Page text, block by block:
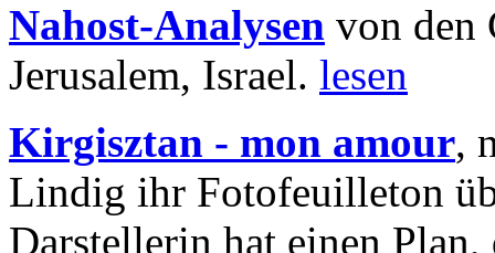
Nahost-Analysen von den
Jerusalem, Israel. lesen
Kirgisztan - mon amour,
Lindig ihr Fotofeuilleton
Darstellerin hat einen Plan,